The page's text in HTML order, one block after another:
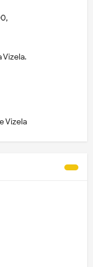
Vizela.
Vizela